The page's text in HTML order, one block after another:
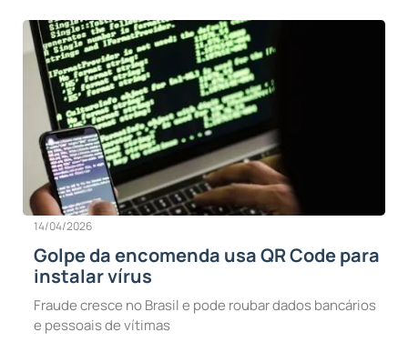
14/04/2026
Golpe da encomenda usa QR Code para
instalar vírus
Fraude cresce no Brasil e pode roubar dados bancários
e pessoais de vítimas